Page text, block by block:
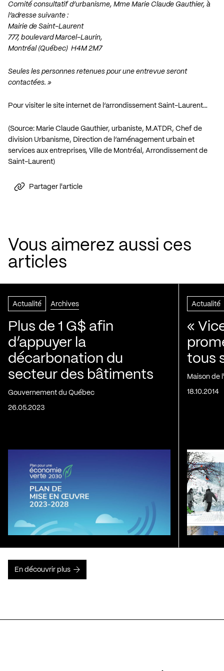
Comité consultatif d’urbanisme, Mme Marie Claude Gauthier, à
l’adresse suivante :
Mairie de Saint-Laurent
777, boulevard Marcel-Laurin,
Montréal (Québec) H4M 2M7
Seules les personnes retenues pour une entrevue seront
contactées. »
Pour visiter le site internet de l’arrondissement Saint-Laurent…
(Source: Marie Claude Gauthier, urbaniste, M.ATDR, Chef de
division Urbanisme, Direction de l’aménagement urbain et
services aux entreprises, Ville de Montréal, Arrondissement de
Saint-Laurent)
Partager l'article
Vous aimerez aussi ces
articles
Actualité Archives
Plus de 1 G$ afin
d’appuyer la
décarbonation du
secteur des bâtiments
Gouvernement du Québec
26.05.2023
Actualité
«
tous
Maison de
18.10.2014
En découvrir plus